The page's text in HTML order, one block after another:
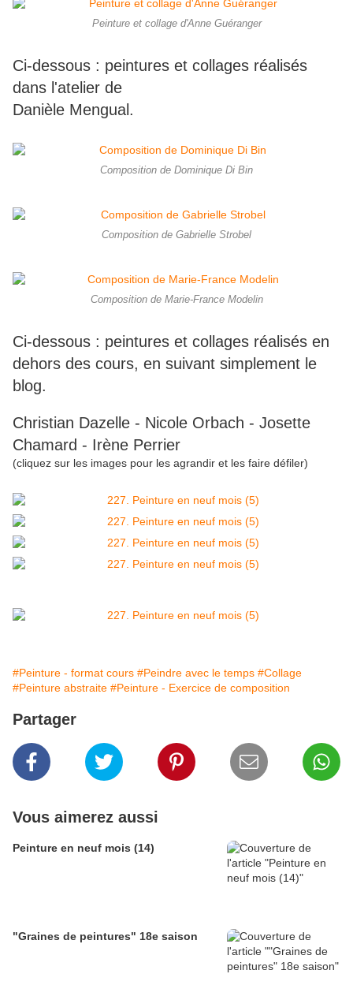
Peinture et collage d'Anne Guéranger
Ci-dessous : peintures et collages réalisés
dans l'atelier de
Danièle Mengual.
Composition de Dominique Di Bin
Composition de Gabrielle Strobel
Composition de Marie-France Modelin
Ci-dessous : peintures et collages réalisés en
dehors des cours, en suivant simplement le
blog.
Christian Dazelle - Nicole Orbach - Josette
Chamard - Irène Perrier
(cliquez sur les images pour les agrandir et les faire défiler)
#Peinture - format cours #Peindre avec le temps #Collage
#Peinture abstraite #Peinture - Exercice de composition
Partager
Vous aimerez aussi
Peinture en neuf mois (14)
"Graines de peintures" 18e saison